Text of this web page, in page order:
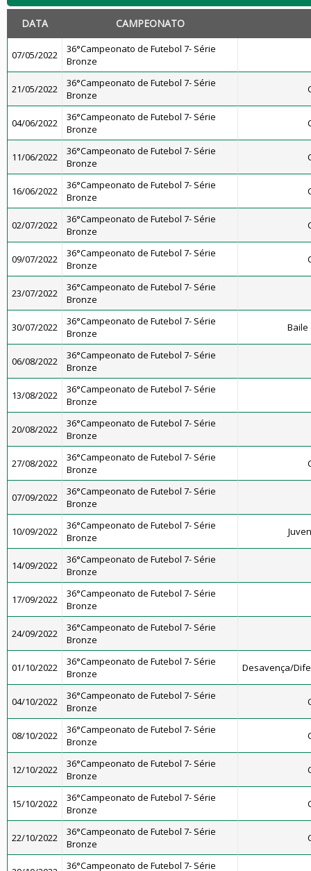
DATA CAMPEONATO
07/05/2022
36°Campeonato de Futebol 7- Série
Bronze
21/05/2022
36°Campeonato de Futebol 7- Série
Bronze
04/06/2022
36°Campeonato de Futebol 7- Série
Bronze
11/06/2022
36°Campeonato de Futebol 7- Série
Bronze
16/06/2022
36°Campeonato de Futebol 7- Série
Bronze
02/07/2022
36°Campeonato de Futebol 7- Série
Bronze
09/07/2022
36°Campeonato de Futebol 7- Série
Bronze
23/07/2022
36°Campeonato de Futebol 7- Série
Bronze
30/07/2022
36°Campeonato de Futebol 7- Série
Bronze
Baile
06/08/2022
36°Campeonato de Futebol 7- Série
Bronze
13/08/2022
36°Campeonato de Futebol 7- Série
Bronze
20/08/2022
36°Campeonato de Futebol 7- Série
Bronze
27/08/2022
36°Campeonato de Futebol 7- Série
Bronze
07/09/2022
36°Campeonato de Futebol 7- Série
Bronze
10/09/2022
36°Campeonato de Futebol 7- Série
Bronze
14/09/2022
36°Campeonato de Futebol 7- Série
Bronze
17/09/2022
36°Campeonato de Futebol 7- Série
Bronze
24/09/2022
36°Campeonato de Futebol 7- Série
Bronze
01/10/2022
36°Campeonato de Futebol 7- Série
Bronze
Desavença/
04/10/2022
36°Campeonato de Futebol 7- Série
Bronze
08/10/2022
36°Campeonato de Futebol 7- Série
Bronze
12/10/2022
36°Campeonato de Futebol 7- Série
Bronze
15/10/2022
36°Campeonato de Futebol 7- Série
Bronze
22/10/2022
36°Campeonato de Futebol 7- Série
Bronze
36°Campeonato de Futebol 7- Série